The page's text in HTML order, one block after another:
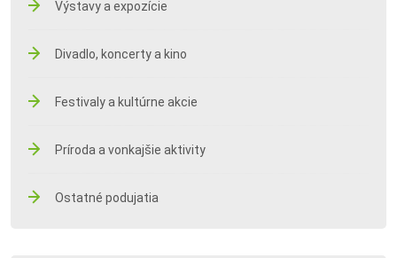
Výstavy a expozície
Divadlo, koncerty a kino
Festivaly a kultúrne akcie
Príroda a vonkajšie aktivity
Ostatné podujatia